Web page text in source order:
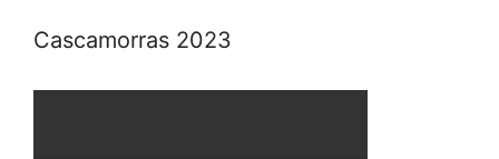
Cascamorras 2023